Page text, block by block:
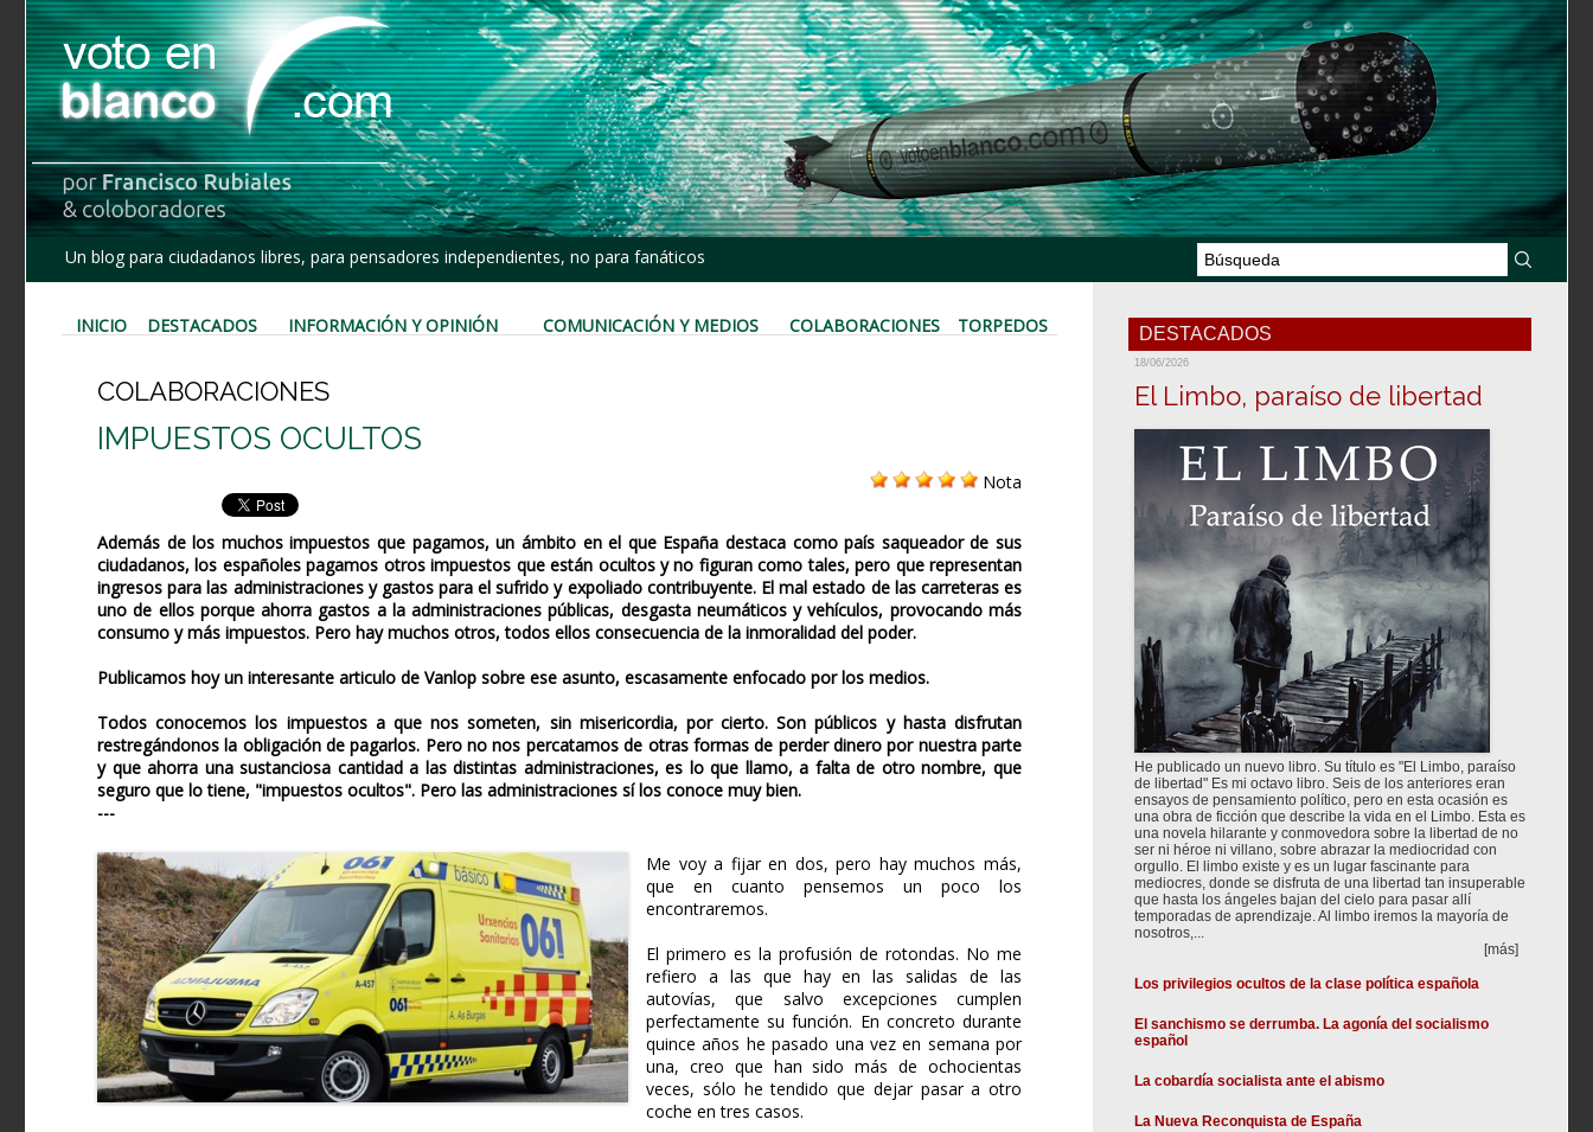
Un blog para ciudadanos libres, para pensadores independientes, no para fanáticos
INICIO DESTACADOS INFORMACIÓN Y OPINIÓN COMUNICACIÓN Y MEDIOS COLABORACIONES TORPEDOS
COLABORACIONES
IMPUESTOS OCULTOS
Nota
Además de los muchos impuestos que pagamos, un ámbito en el que España destaca como país saqueador de sus
ciudadanos, los españoles pagamos otros impuestos que están ocultos y no figuran como tales, pero que representan
ingresos para las administraciones y gastos para el sufrido y expoliado contribuyente. El mal estado de las carreteras es
uno de ellos porque ahorra gastos a la administraciones públicas, desgasta neumáticos y vehículos, provocando más
consumo y más impuestos. Pero hay muchos otros, todos ellos consecuencia de la inmoralidad del poder.
Publicamos hoy un interesante articulo de Vanlop sobre ese asunto, escasamente enfocado por los medios.
Todos conocemos los impuestos a que nos someten, sin misericordia, por cierto. Son públicos y hasta disfrutan
restregándonos la obligación de pagarlos. Pero no nos percatamos de otras formas de perder dinero por nuestra parte
y que ahorra una sustanciosa cantidad a las distintas administraciones, es lo que llamo, a falta de otro nombre, que
seguro que lo tiene, "impuestos ocultos". Pero las administraciones sí los conoce muy bien.
---
Me voy a fijar en dos, pero hay muchos más,
que en cuanto pensemos un poco los
encontraremos.
El primero es la profusión de rotondas. No me
refiero a las que hay en las salidas de las
autovías, que salvo excepciones cumplen
perfectamente su función. En concreto durante
quince años he pasado una vez en semana por
una, creo que han sido más de ochocientas
veces, sólo he tendido que dejar pasar a otro
coche en tres casos.
DESTACADOS
18/06/2026
El Limbo, paraíso de libertad
He publicado un nuevo libro. Su título es "El Limbo, paraíso
de libertad" Es mi octavo libro. Seis de los anteriores eran
ensayos de pensamiento político, pero en esta ocasión es
una obra de ficción que describe la vida en el Limbo. Esta es
una novela hilarante y conmovedora sobre la libertad de no
ser ni héroe ni villano, sobre abrazar la mediocridad con
orgullo. El limbo existe y es un lugar fascinante para
mediocres, donde se disfruta de una libertad tan insuperable
que hasta los ángeles bajan del cielo para pasar allí
temporadas de aprendizaje. Al limbo iremos la mayoría de
nosotros,...
[más]
Los privilegios ocultos de la clase política española
El sanchismo se derrumba. La agonía del socialismo
español
La cobardía socialista ante el abismo
La Nueva Reconquista de España